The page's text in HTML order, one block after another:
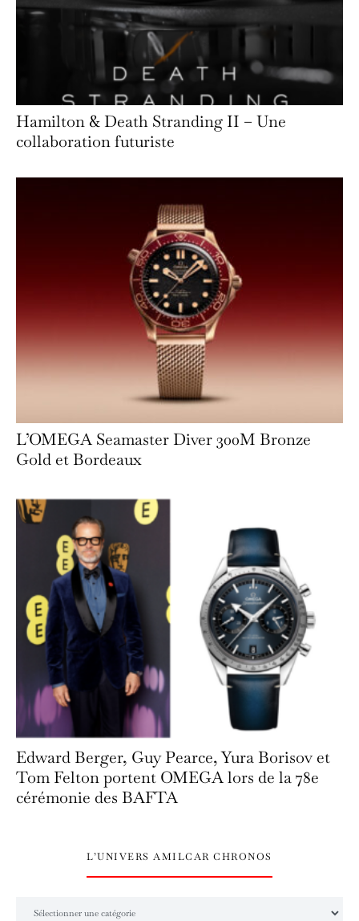
Hamilton & Death Stranding II – Une
collaboration futuriste
L’OMEGA Seamaster Diver 300M Bronze
Gold et Bordeaux
Edward Berger, Guy Pearce, Yura Borisov et
Tom Felton portent OMEGA lors de la 78e
cérémonie des BAFTA
L’UNIVERS AMILCAR CHRONOS